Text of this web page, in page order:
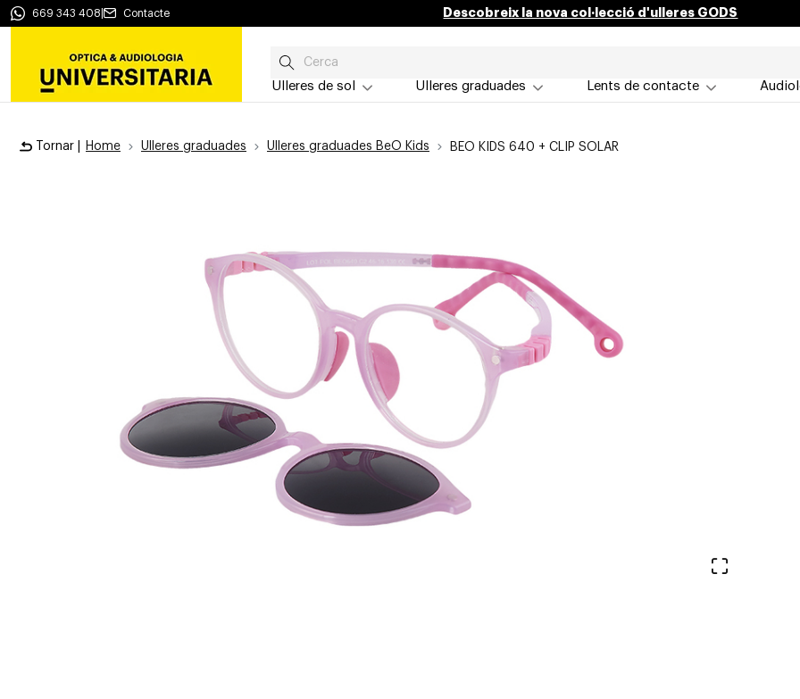
669 343 408 Contacte Descobreix la nova col·lecció d'ulleres GODS
Ulleres de sol Ulleres graduades Lents de contacte
Tornar | Home Ulleres graduades Ulleres graduades BeO Kids BEO KIDS 640 + CLIP SOLAR
Veure